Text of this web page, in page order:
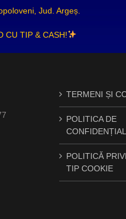
Jud. Argeș.
CU TIP & CASH!
TERMENI ȘI
POLITICA DE
POLITICĂ
TIP COOKIE